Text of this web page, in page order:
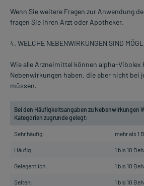
Wenn Sie weitere Fragen zur Anwendung
fragen Sie Ihren Arzt oder Apotheker.
4. WELCHE NEBENWIRKUNGEN SIND
Wie alle Arzneimittel können alpha-Vibolex
Nebenwirkungen haben, die aber nicht bei
müssen.
Bei den Häufigkeitsangaben zu Nebenwirkungen
Kategorien zugrunde gelegt:
Sehr häufig: mehr als 1
Häufig: 1 bis 10
Gelegentlich: 1 bis 10
Selten: 1 bis 10